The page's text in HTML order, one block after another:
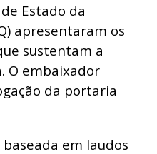
Estado da
apresentaram os
sustentam a
O embaixador
da portaria
em laudos